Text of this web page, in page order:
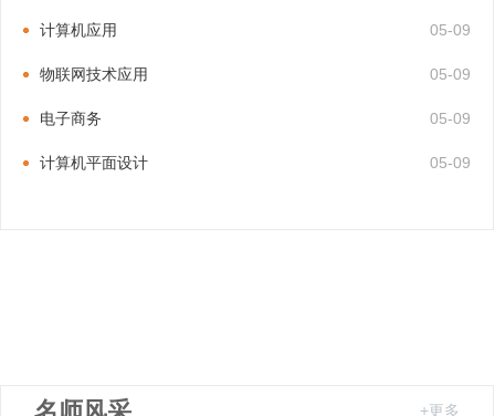
计算机应用 05-09
物联网技术应用 05-09
电子商务 05-09
计算机平面设计 05-09
+更多